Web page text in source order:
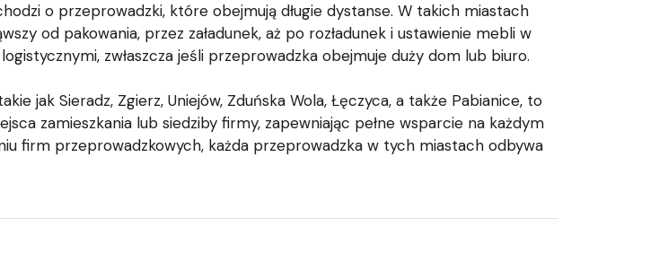
o przeprowadzki, które obejmują długie dystanse. W takich miastach
od pakowania, przez załadunek, aż po rozładunek i ustawienie mebli w
zwłaszcza jeśli przeprowadzka obejmuje duży dom lub biuro.
jak Sieradz, Zgierz, Uniejów, Zduńska Wola, Łęczyca, a także Pabianice, to
zamieszkania lub siedziby firmy, zapewniając pełne wsparcie na każdym
firm przeprowadzkowych, każda przeprowadzka w tych miastach odbywa